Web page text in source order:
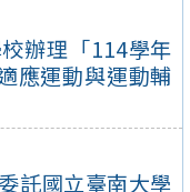
辦理「114學年
應運動與運動輔
託國立臺南大學